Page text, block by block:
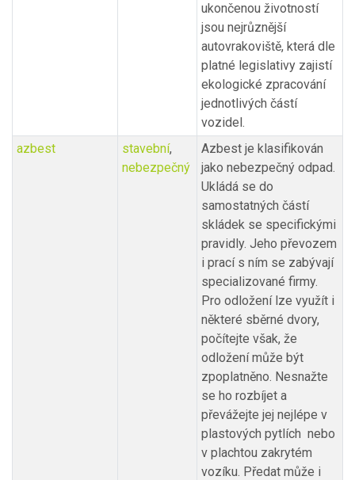
ukončenou životností
jsou nejrůznější
autovrakoviště, která dle
platné legislativy zajistí
ekologické zpracování
jednotlivých částí
vozidel.
azbest
stavební,
nebezpečný
Azbest je klasifikován
jako nebezpečný odpad.
Ukládá se do
samostatných částí
skládek se specifickými
pravidly. Jeho převozem
i prací s ním se zabývají
specializované firmy.
Pro odložení lze využít i
některé sběrné dvory,
počítejte však, že
odložení může být
zpoplatněno. Nesnažte
se ho rozbíjet a
převážejte jej nejlépe v
plastových pytlích nebo
v plachtou zakrytém
vozíku. Předat může i